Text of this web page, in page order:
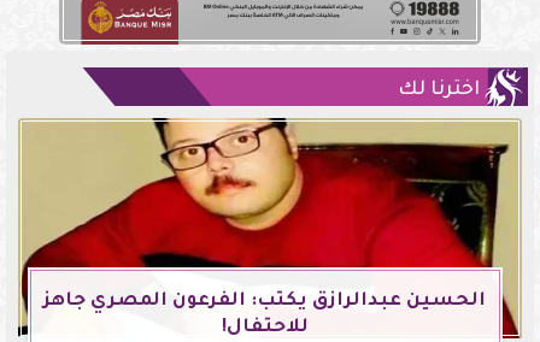
اخترنا لك
الحسين عبدالرازق يكتب: الفرعون المصري جاهز
للاحتفال!